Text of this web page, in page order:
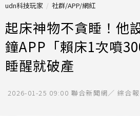
udn科技玩家 社群/APP/網紅
起床神物不貪睡！他
鐘APP「賴床1次噴
睡醒就破產
2026-01-25 09:00 聯合新聞網／ 綜合